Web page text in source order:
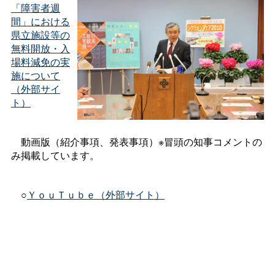
「障害者週
間」における
県立施設等の
無料開放・入
場料減免の実
施について
（外部サイ
ト）
動画版（紹介事項、発表事項）※冒頭の知事コメントの
み掲載しています。
○ＹｏｕＴｕｂｅ（外部サイト）